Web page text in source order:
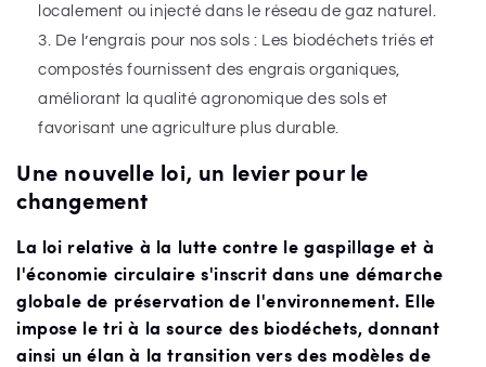
localement ou injecté dans le réseau de gaz naturel.
De l’engrais pour nos sols : Les biodéchets triés et
compostés fournissent des engrais organiques,
améliorant la qualité agronomique des sols et
favorisant une agriculture plus durable.
Une nouvelle loi, un levier pour le
changement
La loi relative à la lutte contre le gaspillage et à
l'économie circulaire s'inscrit dans une démarche
globale de préservation de l'environnement. Elle
impose le tri à la source des biodéchets, donnant
ainsi un élan à la transition vers des modèles de